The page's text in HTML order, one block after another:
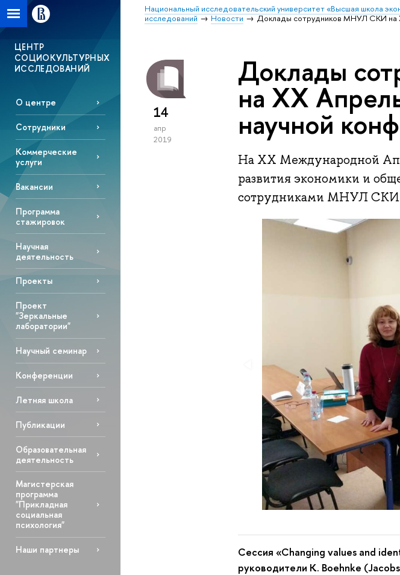
Национальный исследовательский университет «Высшая школа
исследований
Новости Доклады сотрудников МНУЛ СКИ на
ЦЕНТР
СОЦИОКУЛЬТУРНЫХ
ИССЛЕДОВАНИЙ
О центре
Сотрудники
Коммерческие
услуги
Вакансии
Программа
стажировок
Научная
деятельность
Проекты
Проект
"Зеркальные
лаборатории"
Научный семинар
Конференции
Летняя школа
Публикации
Образовательная
деятельность
Магистерская
программа
"Прикладная
социальная
психология"
Наши партнеры
14
апр
2019
Доклады
на XX
научной
На XX Международной
развития экономики и
сотрудниками МНУЛ
Сессия «Changing values and
руководители K. Boehnke